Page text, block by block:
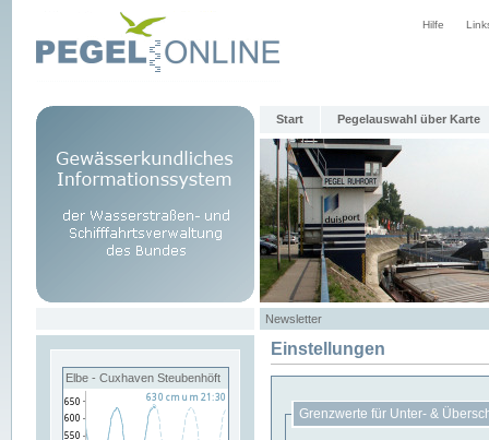
Hilfe
Start Pegelauswahl über Karte
Newsletter
Elbe - Cuxhaven Steubenhöft
Einstellungen
Grenzwerte für Unter- &